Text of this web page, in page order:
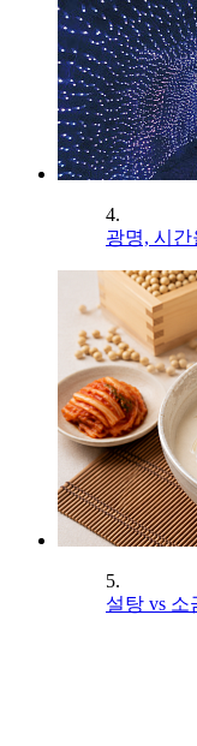
4.
광명, 시
5.
설탕 vs